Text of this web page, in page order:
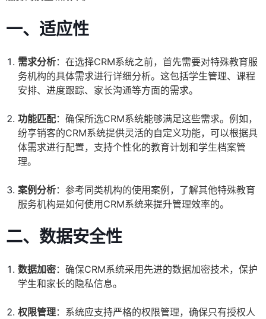
一、适应性
需求分析：在选择CRM系统之前，首先需要对特殊教育服
务机构的具体需求进行详细分析。这包括学生管理、课程
安排、进度跟踪、家长沟通等方面的需求。
功能匹配：确保所选CRM系统能够满足这些需求。例如，
纷享销客的CRM系统提供灵活的自定义功能，可以根据具
体需求进行配置，支持个性化的教育计划和学生档案管
理。
案例分析：参考同类机构的使用案例，了解其他特殊教育
服务机构是如何使用CRM系统来提升管理效率的。
二、数据安全性
数据加密：确保CRM系统采用先进的数据加密技术，保护
学生和家长的隐私信息。
权限管理：系统应支持严格的权限管理，确保只有授权人